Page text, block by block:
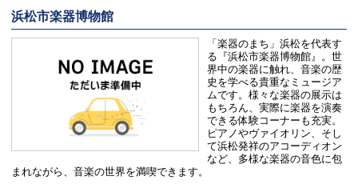
浜松市楽器博物館
「楽器のまち」浜松を代表す
る『浜松市楽器博物館』。世
界中の楽器に触れ、音楽の歴
史を学べる貴重なミュージア
ムです。様々な楽器の展示は
もちろん、実際に楽器を演奏
できる体験コーナーも充実。
ピアノやヴァイオリン、そし
て浜松発祥のアコーディオン
など、多様な楽器の音色に包
まれながら、音楽の世界を満喫できます。